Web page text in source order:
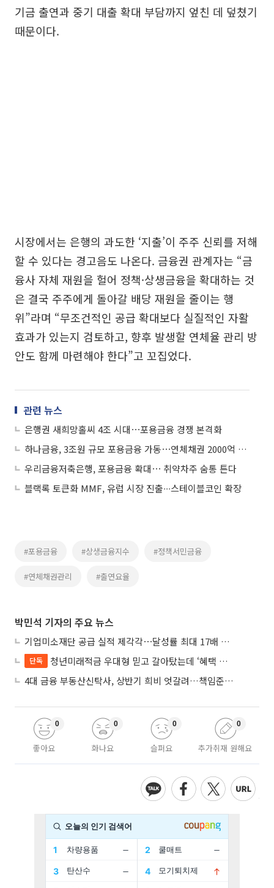
기금 출연과 중기 대출 확대 부담까지 엎친 데 덮쳤기
때문이다.
시장에서는 은행의 과도한 ‘지출’이 주주 신뢰를 저해
할 수 있다는 경고음도 나온다. 금융권 관계자는 “금
융사 자체 재원을 헐어 정책·상생금융을 확대하는 것
은 결국 주주에게 돌아갈 배당 재원을 줄이는 행
위”라며 “무조건적인 공급 확대보다 실질적인 자활
효과가 있는지 검토하고, 향후 발생할 연체율 관리 방
안도 함께 마련해야 한다”고 꼬집었다.
관련 뉴스
은행권 새희망홀씨 4조 시대⋯포용금융 경쟁 본격화
하나금융, 3조원 규모 포용금융 가동⋯연체채권 2000억 소각
우리금융저축은행, 포용금융 확대⋯ 취약차주 숨통 튼다
블랙록 토큰화 MMF, 유럽 시장 진출∙∙∙스테이블코인 확장
#포용금융 #상생금융지수 #정책서민금융
#연체채권관리 #출연요율
박민석 기자의 주요 뉴스
기업미소재단 공급 실적 제각각⋯달성률 최대 17배 차이
단독
청년미래적금 우대형 믿고 갈아탔는데 ‘혜택 반토막’…심사 오류에 가입자 혼선
4대 금융 부동산신탁사, 상반기 희비 엇갈려…책임준공 손실 반영 시점이 갈랐다
좋아요
0
화나요
0
슬퍼요
0
추가취재 원해요
0